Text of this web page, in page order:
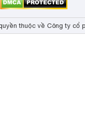
thuộc về Công ty cổ